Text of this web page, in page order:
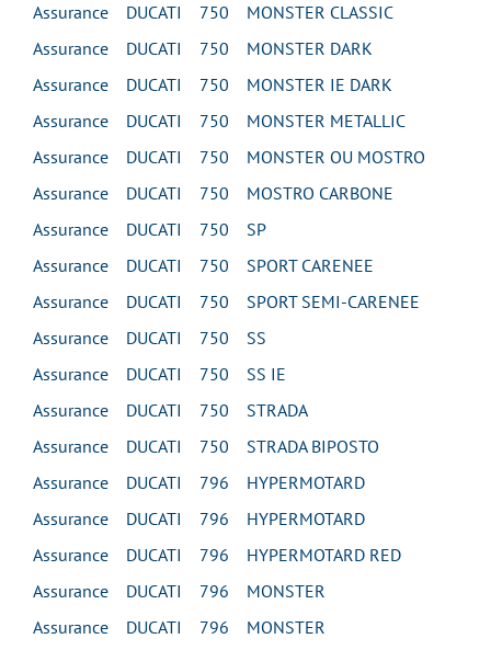
Assurance DUCATI 750 MONSTER CLASSIC
Assurance DUCATI 750 MONSTER DARK
Assurance DUCATI 750 MONSTER IE DARK
Assurance DUCATI 750 MONSTER METALLIC
Assurance DUCATI 750 MONSTER OU MOSTRO
Assurance DUCATI 750 MOSTRO CARBONE
Assurance DUCATI 750 SP
Assurance DUCATI 750 SPORT CARENEE
Assurance DUCATI 750 SPORT SEMI-CARENEE
Assurance DUCATI 750 SS
Assurance DUCATI 750 SS IE
Assurance DUCATI 750 STRADA
Assurance DUCATI 750 STRADA BIPOSTO
Assurance DUCATI 796 HYPERMOTARD
Assurance DUCATI 796 HYPERMOTARD
Assurance DUCATI 796 HYPERMOTARD RED
Assurance DUCATI 796 MONSTER
Assurance DUCATI 796 MONSTER